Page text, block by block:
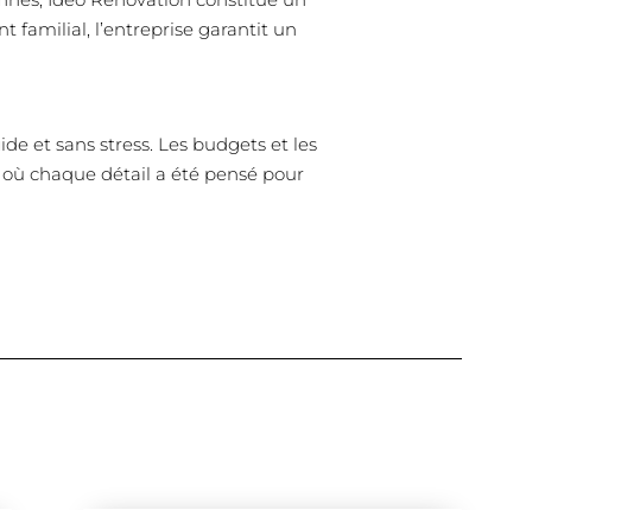
familial, l’entreprise garantit un
et sans stress. Les budgets et les
chaque détail a été pensé pour